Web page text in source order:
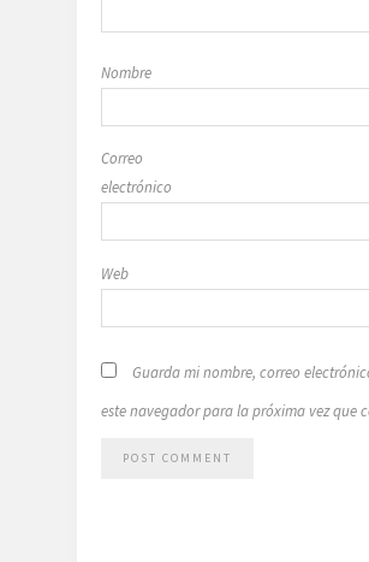
Nombre
Correo
electrónico
Web
Guarda mi nombre, correo
este navegador para la próxima vez que